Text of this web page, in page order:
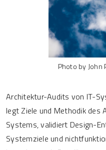
Photo by John
Architektur-Audits von IT-
legt Ziele und Methodik des
Systems, validiert Design-
Systemziele und